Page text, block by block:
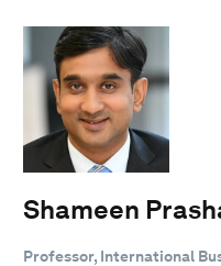
Shameen
Professor, International